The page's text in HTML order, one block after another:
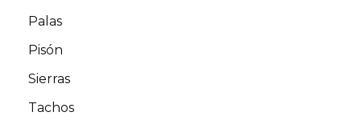
Palas
Pisón
Sierras
Tachos